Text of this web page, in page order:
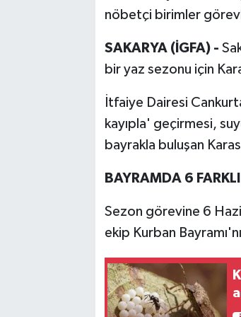
nöbetçi birimler
SAKARYA (İGFA) -
bir yaz sezonu için
İtfaiye Dairesi
kayıpla' geçirmesi,
bayrakla buluşan
BAYRAMDA 6 FARKLI
Sezon görevine 6
ekip Kurban